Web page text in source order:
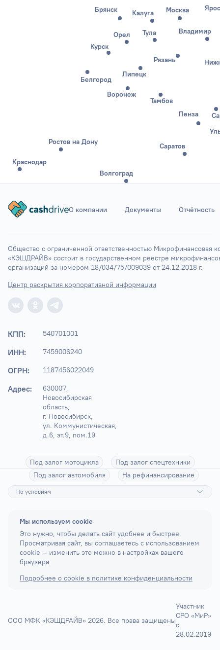
Калуга
Ставрополь
Краснодар
Ростов на Дону
Тамбов
Пенза
Белгород
Москва
Волгоград
Саратов
Тула
Орел
Курск
Брянск
Воронеж
Липецк
Рязань
Владимир
О компании Документы Отчётность
Общество с ограниченной ответственностью Микрофинансовая
«КЭШДРАЙВ» состоит в государственном реестре
организаций за номером 18/034/75/009039 от 24.12.2018 г.
Центр раскрытия корпоративной информации
КПП: 540701001
ИНН: 7459006240
ОГРН: 1187456022049
Адрес:
630007,
Новосибирская
область,
г. Новосибирск,
ул. Коммунистическая,
д.6, эт.9, пом.19
Под залог мотоцикла
Под залог спецтехники
Под залог автомобиля
На рефинансирование
По условиям
Мы используем cookie
Это нужно, чтобы делать сайт удобнее и быстрее.
Просматривая сайт, вы соглашаетесь с использованием
cookie — изменить это можно в настройках вашего
браузера
Подробнее о cookie в политике конфиденциальности
ООО МФК «КЭШДРАЙВ» 2026. Все права защищены
Участник
СРО «МиР»
с
28.02.2019